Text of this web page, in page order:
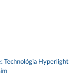
Technológia Hyperlight